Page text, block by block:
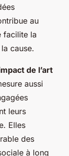
au
facilite la
cause.
de l’art
aussi
leurs
Elles
des
à long